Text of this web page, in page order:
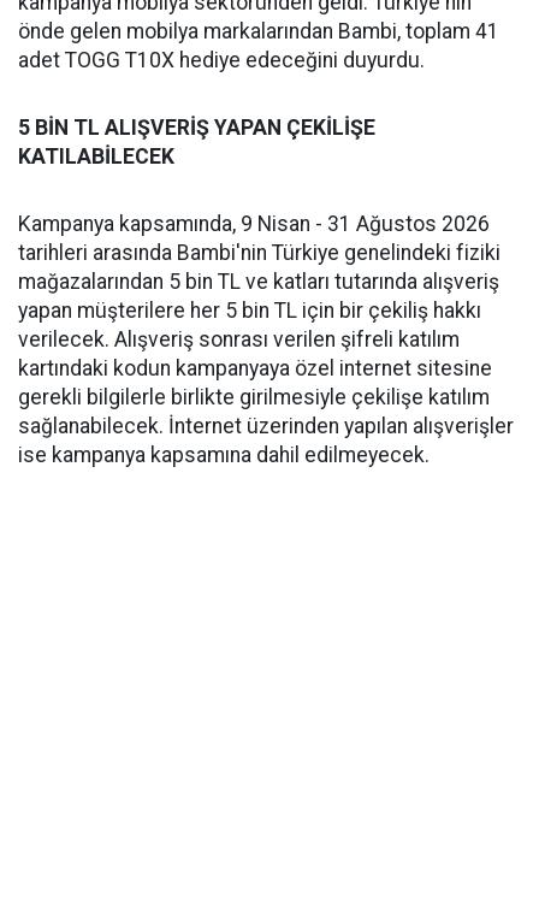
önde gelen mobilya markalarından Bambi, toplam 41
adet TOGG T10X hediye edeceğini duyurdu.
5 BİN TL ALIŞVERİŞ YAPAN ÇEKİLİŞE
KATILABİLECEK
Kampanya kapsamında, 9 Nisan - 31 Ağustos 2026
tarihleri arasında Bambi'nin Türkiye genelindeki fiziki
mağazalarından 5 bin TL ve katları tutarında alışveriş
yapan müşterilere her 5 bin TL için bir çekiliş hakkı
verilecek. Alışveriş sonrası verilen şifreli katılım
kartındaki kodun kampanyaya özel internet sitesine
gerekli bilgilerle birlikte girilmesiyle çekilişe katılım
sağlanabilecek. İnternet üzerinden yapılan alışverişler
ise kampanya kapsamına dahil edilmeyecek.